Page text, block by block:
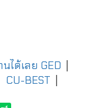
นได้เลย GED
CU-BEST